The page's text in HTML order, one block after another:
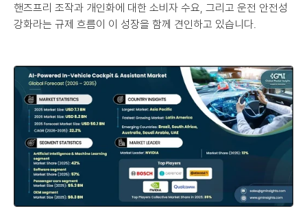
핸즈프리 조작과 개인화에 대한 소비자 수요, 그리고 운전 안전성
강화라는 규제 흐름이 이 성장을 함께 견인하고 있습니다.